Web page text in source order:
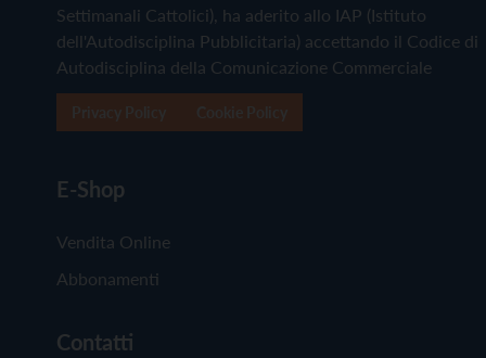
Settimanali Cattolici), ha aderito allo IAP (Istituto
dell'Autodisciplina Pubblicitaria) accettando il Codice di
Autodisciplina della Comunicazione Commerciale
E-Shop
Vendita Online
Abbonamenti
Contatti